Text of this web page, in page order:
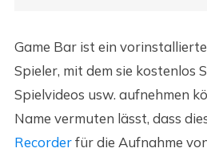
Game Bar ist ein
Spieler, mit dem sie kostenlos
Spielvideos usw. aufnehmen
Name vermuten lässt, dass
Recorderfür die Aufnahme